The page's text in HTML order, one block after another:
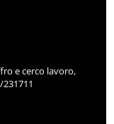
e cerco lavoro,